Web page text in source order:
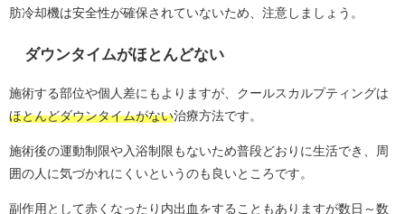
肪冷却機は安全性が確保されていないため、注意しましょう。
ダウンタイムがほとんどない
施術する部位や個人差にもよりますが、クールスカルプティングは
ほとんどダウンタイムがない治療方法です。
施術後の運動制限や入浴制限もないため普段どおりに生活でき、周
囲の人に気づかれにくいというのも良いところです。
副作用として赤くなったり内出血をすることもありますが数日～数